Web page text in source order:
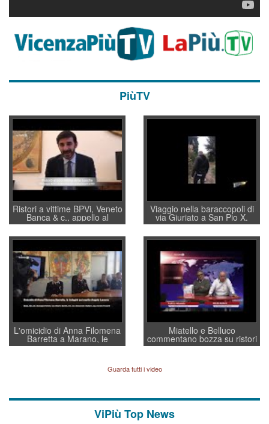
PiùTV
Ristori a vittime BPVi, Veneto
Banca & c., appello al
sottosegretario Alessio
Villarosa: per mettere ordine
convochi con Di Maio CNCU
a supporto della cabina di
regia al Mef
Viaggio nella baraccopoli di
via Giuriato a San Pio X.
Vicenza ai Vicentini: “faremo
un regalo di Natale ai
residenti”
L'omicidio di Anna Filomena
Barretta a Marano, le
indagini dei carabinieri di
quelle di... Barbara D'Urso
Miatello e Belluco
commentano bozza su ristori
BPVi e Veneto Banca
Guarda tutti i video
ViPiù Top News